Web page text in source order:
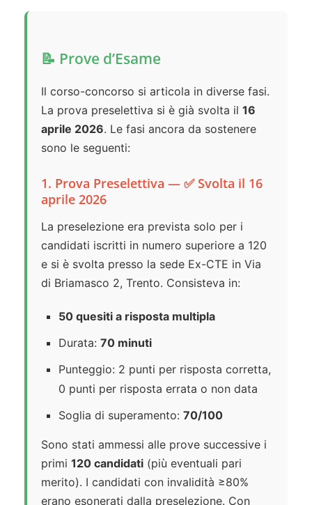
📝 Prove d’Esame
Il corso-concorso si articola in diverse fasi.
La prova preselettiva si è già svolta il 16
aprile 2026. Le fasi ancora da sostenere
sono le seguenti:
1. Prova Preselettiva — ✅ Svolta il 16
aprile 2026
La preselezione era prevista solo per i
candidati iscritti in numero superiore a 120
e si è svolta presso la sede Ex-CTE in Via
di Briamasco 2, Trento. Consisteva in:
50 quesiti a risposta multipla
Durata: 70 minuti
Punteggio: 2 punti per risposta corretta,
0 punti per risposta errata o non data
Soglia di superamento: 70/100
Sono stati ammessi alle prove successive i
primi 120 candidati (più eventuali pari
merito). I candidati con invalidità ≥80%
erano esonerati dalla preselezione. Con